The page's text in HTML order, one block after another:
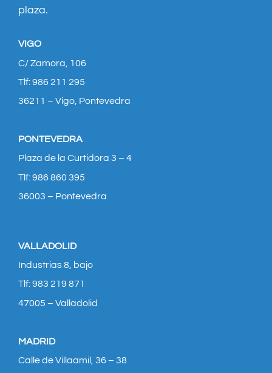
plaza.
VIGO
C/ Zamora, 106
Tlf: 986 211 295
36211 – Vigo, Pontevedra
PONTEVEDRA
Plaza de la Curtidora 3 – 4
Tlf: 986 860 395
36003 – Pontevedra
VALLADOLID
Industrias 8, bajo
Tlf: 983 219 871
47005 – Valladolid
MADRID
Calle de Villaamil, 36 – 38